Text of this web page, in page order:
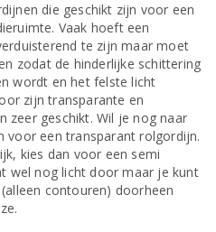
die geschikt zijn voor een
Vaak hoeft een
te zijn maar moet
zodat de hinderlijke schittering
wordt en het felste licht
zijn transparante en
zeer geschikt. Wil je nog naar
voor een transparant rolgordijn.
kies dan voor een semi
wel nog licht door maar je kunt
contouren) doorheen